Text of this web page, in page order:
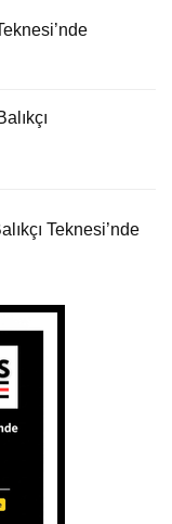
Teknesi’nde